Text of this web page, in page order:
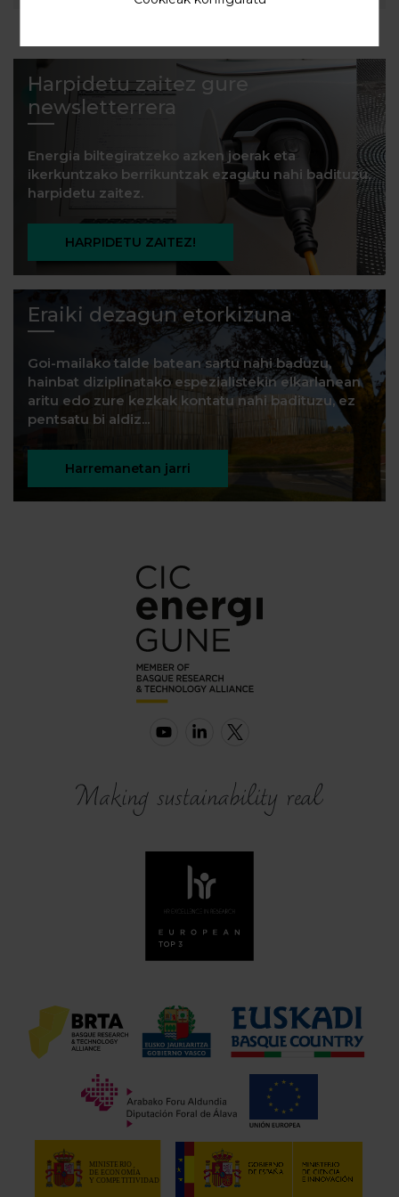
Harpidetu zaitez gure
newsletterrera
Energia biltegiratzeko azken joerak eta
ikerkuntzako berrikuntzak ezagutu nahi badituzu,
harpidetu zaitez.
HARPIDETU ZAITEZ!
Eraiki dezagun etorkizuna
Goi-mailako talde batean sartu nahi baduzu,
hainbat diziplinatako espezialistekin elkarlanean
aritu edo zure kezkak kontatu nahi badituzu, ez
pentsatu bi aldiz...
Harremanetan jarri